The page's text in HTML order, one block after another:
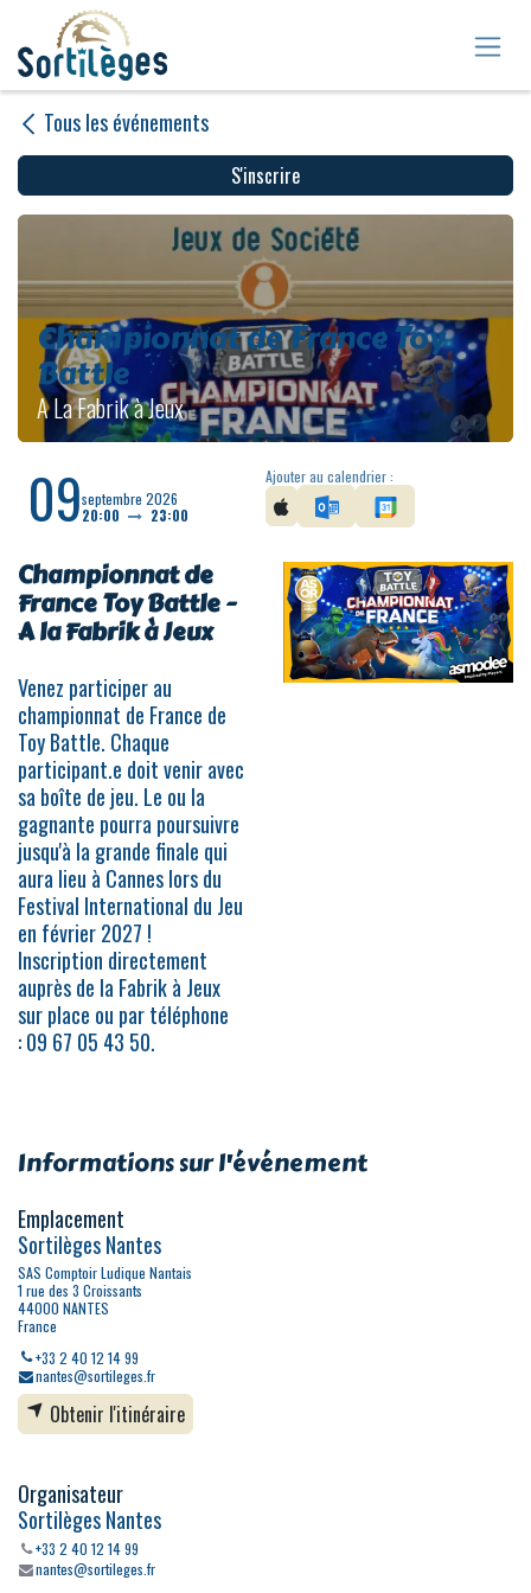
Se rendre au contenu
Tous les événements
S'inscrire
Championnat de France Toy
Battle
A La Fabrik à Jeux
09septembre 2026
20:00
23:00
Ajouter au calendrier :
Championnat de
France Toy Battle -
A la Fabrik à Jeux
Venez participer au
championnat de France de
Toy Battle. Chaque
participant.e doit venir avec
sa boîte de jeu. Le ou la
gagnante pourra poursuivre
jusqu'à la grande finale qui
aura lieu à Cannes lors du
Festival International du Jeu
en février 2027 !
Inscription directement
auprès de la Fabrik à Jeux
sur place ou par téléphone
: 09 67 05 43 50.
Informations sur l'événement
Emplacement
Sortilèges Nantes
SAS Comptoir Ludique Nantais
1 rue des 3 Croissants
44000 NANTES
France
+33 2 40 12 14 99
nantes@sortileges.fr
Obtenir l'itinéraire
Organisateur
Sortilèges Nantes
+33 2 40 12 14 99
nantes@sortileges.fr